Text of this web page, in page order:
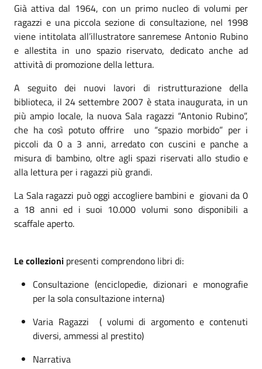
Già attiva dal 1964, con un primo nucleo di volumi per
ragazzi e una piccola sezione di consultazione, nel 1998
viene intitolata all’illustratore sanremese Antonio Rubino
e allestita in uno spazio riservato, dedicato anche ad
attività di promozione della lettura.
A seguito dei nuovi lavori di ristrutturazione della
biblioteca, il 24 settembre 2007 è stata inaugurata, in un
più ampio locale, la nuova Sala ragazzi “Antonio Rubino”,
che ha così potuto offrire uno “spazio morbido” per i
piccoli da 0 a 3 anni, arredato con cuscini e panche a
misura di bambino, oltre agli spazi riservati allo studio e
alla lettura per i ragazzi più grandi.
La Sala ragazzi può oggi accogliere bambini e giovani da 0
a 18 anni ed i suoi 10.000 volumi sono disponibili a
scaffale aperto.
Le collezioni presenti comprendono libri di:
Consultazione (enciclopedie, dizionari e monografie
per la sola consultazione interna)
Varia Ragazzi ( volumi di argomento e contenuti
diversi, ammessi al prestito)
Narrativa